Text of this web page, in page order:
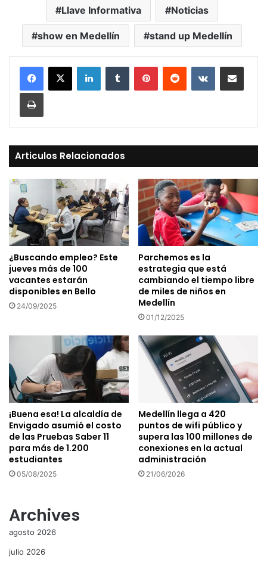
Llave Informativa Noticias
show en Medellín stand up Medellín
LinkedInTumblr PinterestReddit VKontakteCompartir vía Mail
Print
Articulos Relacionados
¿Buscando empleo? Este
jueves más de 100
vacantes estarán
disponibles en Bello
24/09/2025
Parchemos es la
estrategia que está
cambiando el tiempo libre
de miles de niños en
Medellín
01/12/2025
¡Buena esa! La alcaldía de
Envigado asumió el costo
de las Pruebas Saber 11
para más de 1.200
estudiantes
05/08/2025
Medellín llega a 420
puntos de wifi público y
supera las 100 millones de
conexiones en la actual
administración
21/06/2026
Archives
agosto 2026
julio 2026